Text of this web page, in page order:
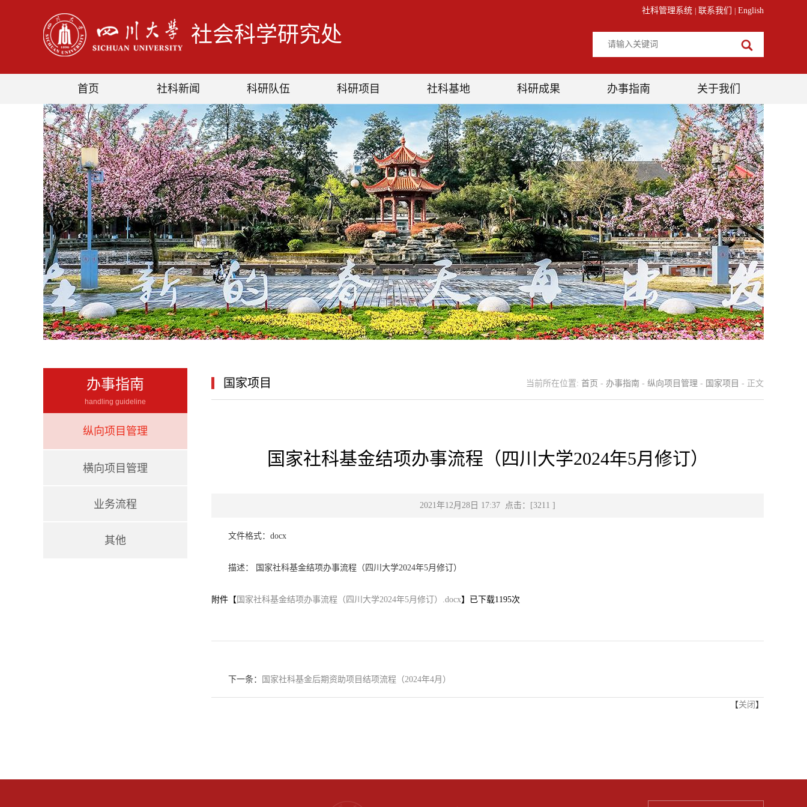
社会科学研究处
社科管理系统 联系我们 English
首页 社科新闻 科研队伍 科研项目 社科基地 科研成果 办事指南 关于我们
办事指南
handling guideline
纵向项目管理
横向项目管理
业务流程
其他
国家项目 当前所在位置: 首页 - 办事指南 - 纵向项目管理 - 国家项目 - 正文
国家社科基金结项办事流程（四川大学2024年5月修订）
2021年12月28日 17:37 点击：[3211 ]
文件格式：docx
描述： 国家社科基金结项办事流程（四川大学2024年5月修订）
附件【 国家社科基金结项办事流程（四川大学2024年5月修订）.docx】已下载1195次
下一条： 国家社科基金后期资助项目结项流程（2024年4月）
【关闭 】